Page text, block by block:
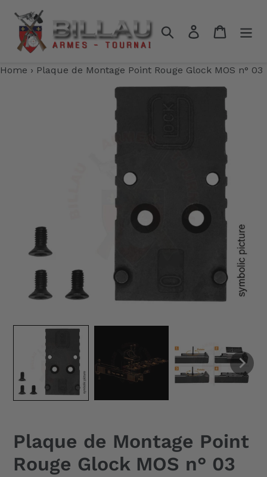
contenu
RechercherSe connecter
Panier
Home › Plaque de Montage Point Rouge Glock MOS n° 03
Plaque de Montage Point
Rouge Glock MOS n° 03